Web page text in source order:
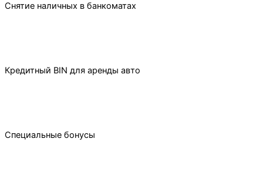
Снятие наличных в банкоматах
Кредитный BIN для аренды авто
Специальные бонусы